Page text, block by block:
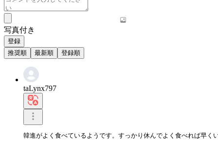
写真付き
登録
推奨順
最新順 登録順
taLynx797
韓進がよく食べているようです。すっかり休んでよく食べれば早く